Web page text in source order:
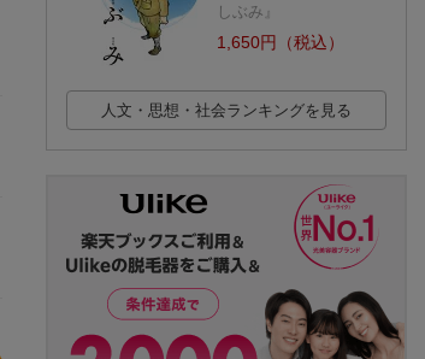
しぶみ』
1,650円（税込）
人文・思想・社会ランキングを見る